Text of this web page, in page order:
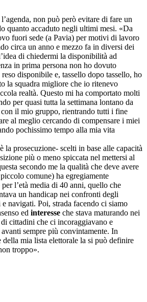
non può però evitare di fare un
quanto accaduto negli ultimi mesi. «Da
fuori sede (a Pavia) per motivi di lavoro
circa un anno e mezzo fa in diversi dei
di chiedermi la disponibilità ad
in prima persona non ho dovuto
disponibile e, tassello dopo tassello, ho
la squadra migliore che io ritenevo
realtà. Questo mi ha comportato molti
per quasi tutta la settimana lontano da
con il mio gruppo, rientrando tutti i fine
al meglio cercando di compensare i miei
pochissimo tempo alla mia vita
la prosecuzione- scelti in base alle capacità
più o meno spiccata nel mettersi al
secondo me la qualità che deve avere
comune) ha egregiamente
l’età media di 40 anni, quello che
un handicap nei confronti degli
navigati. Poi, strada facendo ci siamo
ed interesse che stava maturando nei
cittadini che ci incoraggiavano e
avanti sempre più convintamente. In
mia lista elettorale la si può definire
troppo».